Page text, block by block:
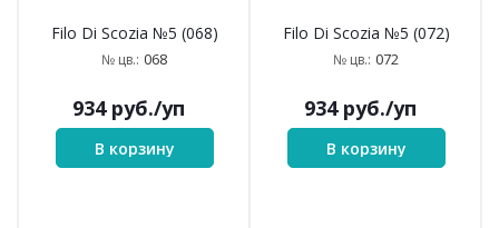
Filo Di Scozia №5 (068)
№ цв.: 068
934руб./уп
В корзину
Filo Di Scozia №5 (072)
№ цв.: 072
934руб./уп
В корзину